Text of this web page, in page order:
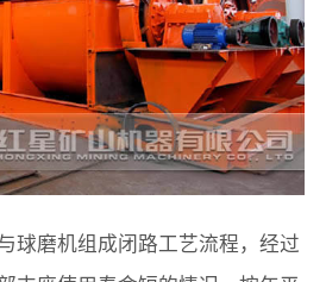
球磨机组成闭路工艺流程，经过